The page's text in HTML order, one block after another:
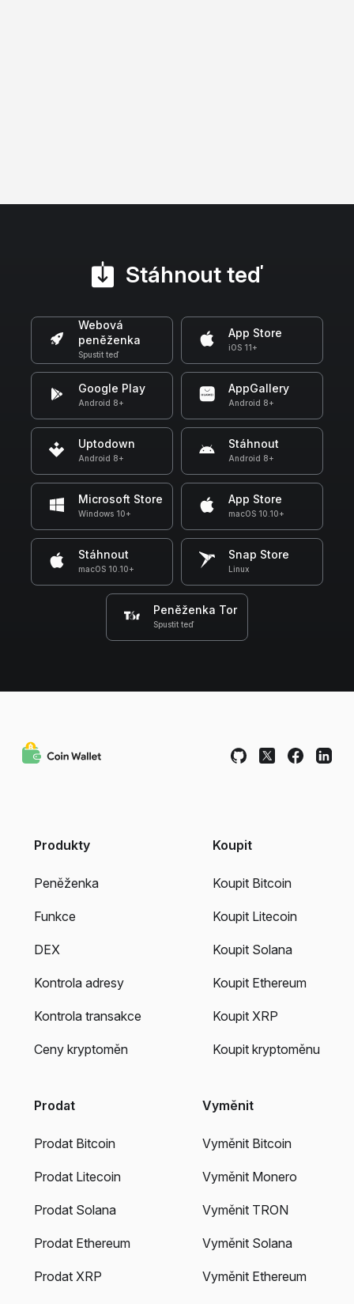
Stáhnout teď
Webová
peněženka
Spustit teď
App Store
iOS 11+
Google Play
Android 8+
AppGallery
Android 8+
Uptodown
Android 8+
Stáhnout
Android 8+
Microsoft Store
Windows 10+
App Store
macOS 10.10+
Stáhnout
macOS 10.10+
Snap Store
Linux
Peněženka Tor
Spustit teď
Produkty
Peněženka
Funkce
DEX
Kontrola adresy
Kontrola transakce
Ceny kryptoměn
Koupit
Koupit Bitcoin
Koupit Litecoin
Koupit Solana
Koupit Ethereum
Koupit XRP
Koupit kryptoměnu
Prodat
Prodat Bitcoin
Prodat Litecoin
Prodat Solana
Prodat Ethereum
Prodat XRP
Vyměnit
Vyměnit Bitcoin
Vyměnit Monero
Vyměnit TRON
Vyměnit Solana
Vyměnit Ethereum